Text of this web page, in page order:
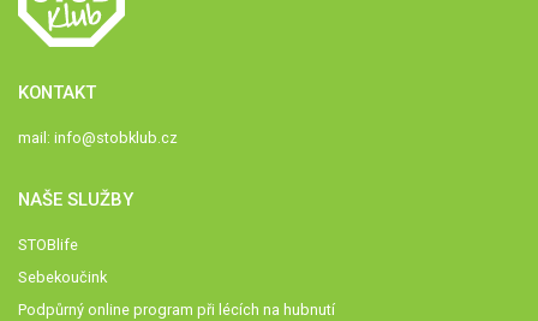
KONTAKT
mail: info@stobklub.cz
NAŠE SLUŽBY
STOBlife
Sebekoučink
Podpůrný online program při lécích na hubnutí